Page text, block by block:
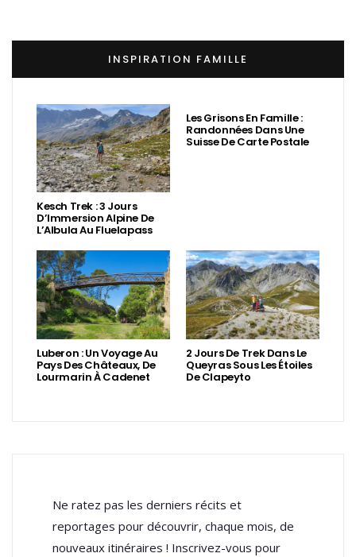
INSPIRATION FAMILLE
Kesch Trek : 3 Jours
D’Immersion Alpine De
L’Albula Au Fluelapass
Les Grisons En Famille :
Randonnées Dans Une
Suisse De Carte Postale
Luberon : Un Voyage Au
Pays Des Châteaux, De
Lourmarin À Cadenet
2 Jours De Trek Dans Le
Queyras Sous Les Étoiles
De Clapeyto
Ne ratez pas les derniers récits et
reportages pour découvrir, chaque mois, de
nouveaux itinéraires ! Inscrivez-vous pour